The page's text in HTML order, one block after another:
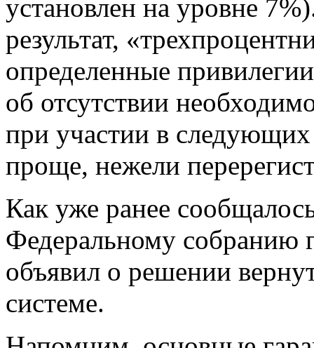
установлен на уровне
результат,
определенные
об отсутствии
при участии в
проще, нежели
Как уже ранее
Федеральному собранию
объявил о решении
системе.